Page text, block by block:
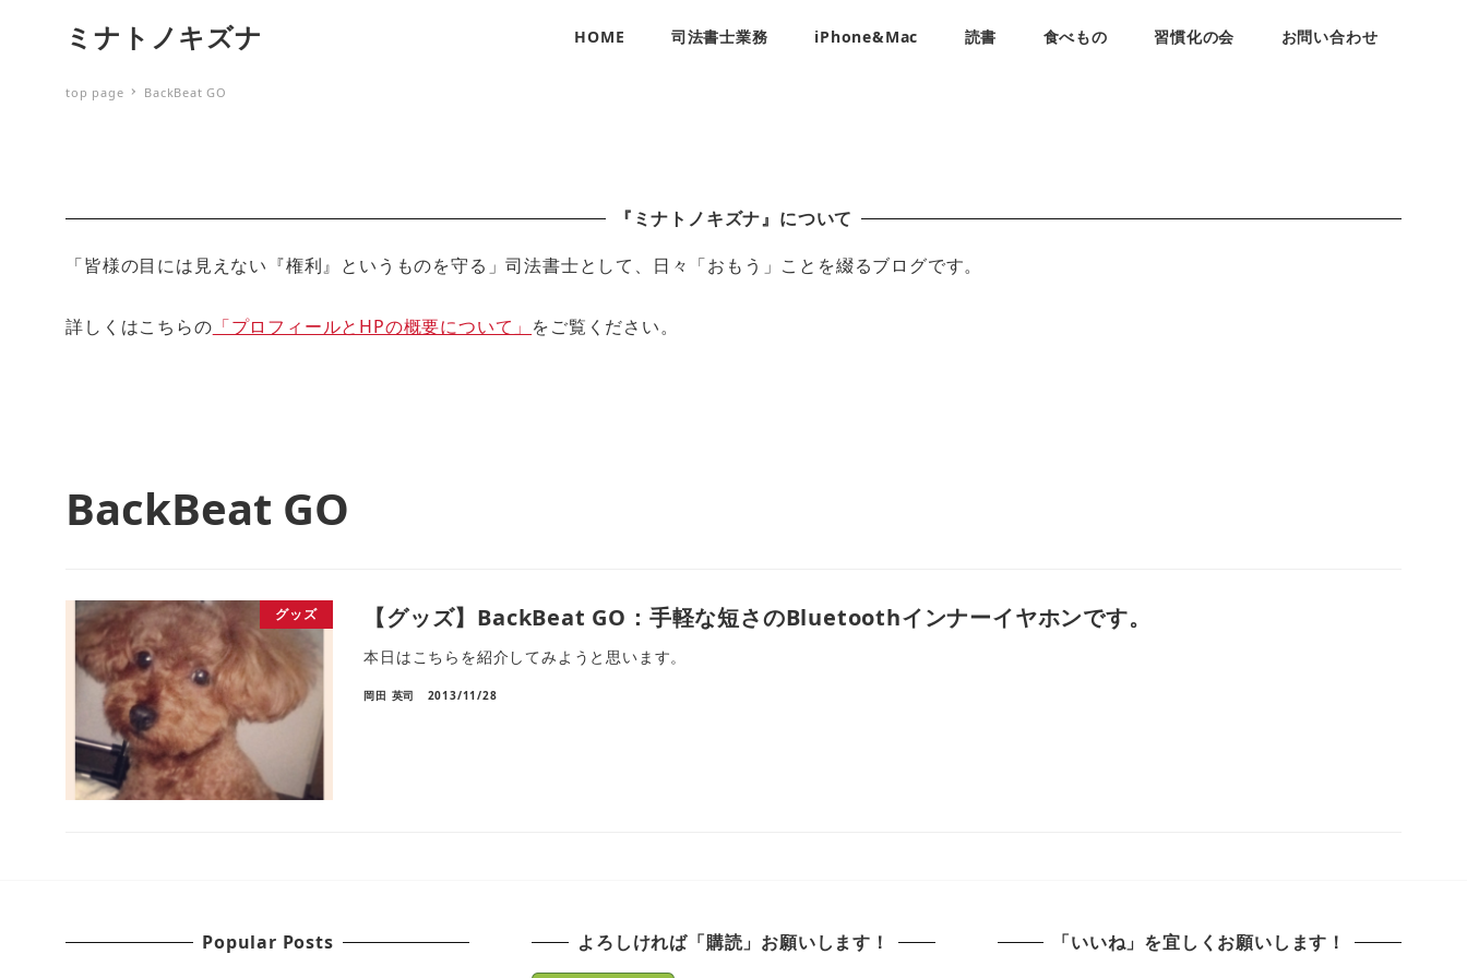
ミナトノキズナ HOME 司法書士業務 iPhone&Mac 読書 食べもの 習慣化の会 お問い合わせ
top page BackBeat GO
『ミナトノキズナ』について
「皆様の目には見えない『権利』というものを守る」司法書士として、日々「おもう」ことを綴るブログです。
詳しくはこちらの 「プロフィールとHPの概要について」 をご覧ください。
BackBeat GO
グッズ 【グッズ】BackBeat GO：手軽な短さのBluetoothインナーイヤホンです。
本日はこちらを紹介してみようと思います。
岡田 英司 2013/11/28
Popular Posts よろしければ「購読」お願いします！ 「いいね」を宜しくお願いします！